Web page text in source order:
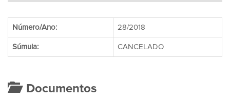
Número/Ano: 28/2018
Súmula: CANCELADO
Documentos